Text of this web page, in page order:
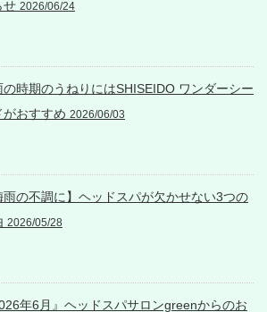
せ 2026/06/24
の時期のうねりにはSHISEIDO ワンダーシー
がおすすめ 2026/06/03
雨の不調に】ヘッドスパが欠かせない3つの
2026/05/28
年6月』ヘッドスパサロンgreenからのお